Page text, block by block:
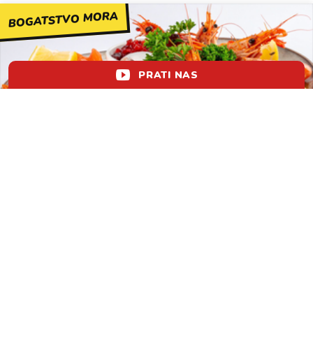
BOGATSTVO MORA
PRATI NAS